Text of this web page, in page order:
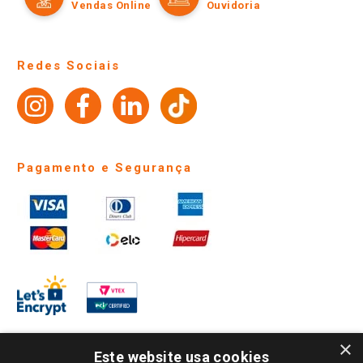
Amigo Giassi
Perguntas frequentes
Identidade Visual
Políticas de entrega
Vendas Online
Ouvidoria
Redes Sociais
Pagamento e Segurança
×
Este website usa cookies